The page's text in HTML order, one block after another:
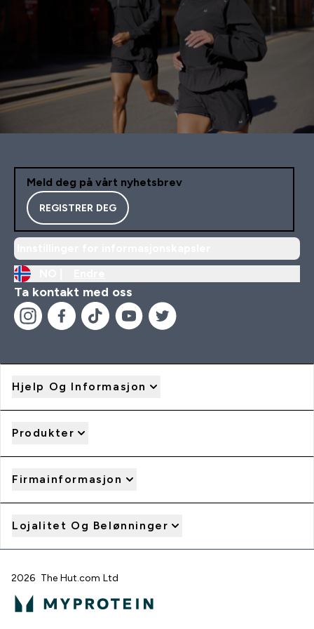
Meld deg på vårt nyhetsbrev
REGISTRER DEG
Ta kontakt med oss
Hjelp Og Informasjon
Produkter
Firmainformasjon
Lojalitet Og Belønninger
2026 The Hut.com Ltd